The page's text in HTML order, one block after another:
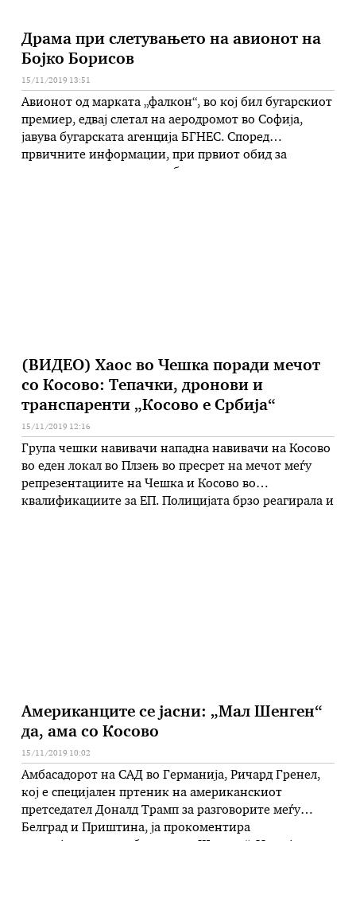
Драма при слетувањето на авионот на
Бојко Борисов
15/11/2019 13:51
Авионот од марката „фалкон“, во кој бил бугарскиот
премиер, едвај слетал на аеродромот во Софија,
јавува бугарската агенција БГНЕС. Според
првичните информации, при првиот обид за
(ВИДЕО) Хаос во Чешка поради мечот
со Косово: Тепачки, дронови и
транспаренти „Косово е Србија“
15/11/2019 12:16
Група чешки навивачи нападна навивачи на Косово
во еден локал во Плзењ во пресрет на мечот меѓу
репрезентациите на Чешка и Косово во
квалификациите за ЕП. Полицијата брзо реагирала и
Американците се јасни: „Мал Шенген“
да, ама со Косово
15/11/2019 10:02
Амбасадорот на САД во Германија, Ричард Гренел,
кој е специјален пртеник на американскиот
претседател Доналд Трамп за разговорите меѓу
Белград и Приштина, ја прокоментира